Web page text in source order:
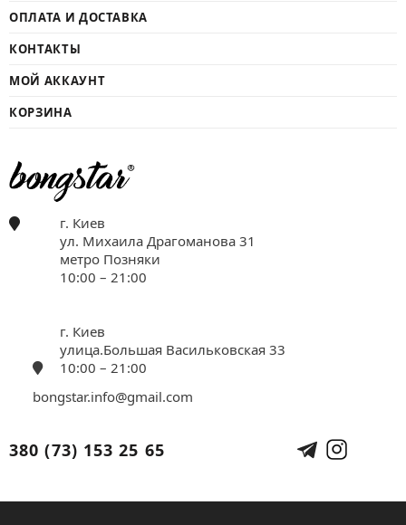
ОПЛАТА И ДОСТАВКА
КОНТАКТЫ
МОЙ АККАУНТ
КОРЗИНА
г. Киев
ул. Михаила Драгоманова 31
метро Позняки
10:00 – 21:00
г. Киев
улица.Большая Васильковская 33
10:00 – 21:00
bongstar.info@gmail.com
380 (73) 153 25 65